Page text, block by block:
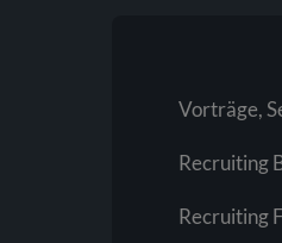
Vorträge,
Recruiting
Recruiting